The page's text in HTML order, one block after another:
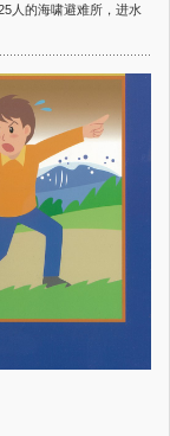
人的海啸避难所，进水